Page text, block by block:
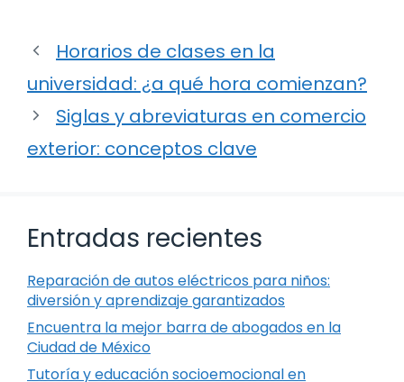
Horarios de clases en la
universidad: ¿a qué hora comienzan?
Siglas y abreviaturas en comercio
exterior: conceptos clave
Entradas recientes
Reparación de autos eléctricos para niños:
diversión y aprendizaje garantizados
Encuentra la mejor barra de abogados en la
Ciudad de México
Tutoría y educación socioemocional en